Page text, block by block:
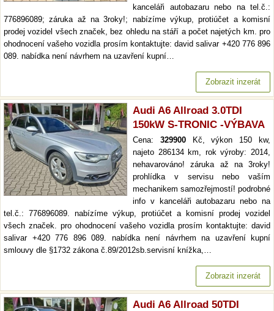
kanceláři autobazaru nebo na tel.č.:
776896089; záruka až na 3roky!; nabízíme výkup, protiúčet a komisní
prodej vozidel všech značek, bez ohledu na stáří a počet najetých km. pro
ohodnocení vašeho vozidla prosím kontaktujte: david salivar +420 776 896
089. nabídka není návrhem na uzavření kupní…
Zobrazit inzerát
Audi A6 Allroad 3.0TDI
150kW S-TRONIC -VÝBAVA
Cena: 329900Kč, výkon 150 kw,
najeto 286134 km, rok výroby: 2014,
nehavarováno! záruka až na 3roky!
prohlídka v servisu nebo vaším
mechanikem samozřejmostí! podrobné
info v kanceláři autobazaru nebo na
tel.č.: 776896089. nabízíme výkup, protiúčet a komisní prodej vozidel
všech značek. pro ohodnocení vašeho vozidla prosím kontaktujte: david
salivar +420 776 896 089. nabídka není návrhem na uzavření kupní
smlouvy dle §1732 zákona č.89/2012sb.servisní knížka,…
Zobrazit inzerát
Audi A6 Allroad 50TDI